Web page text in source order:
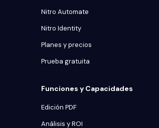
Nitro Automate
Nitro Identity
Planes y precios
Prueba gratuita
Funciones y Capacidades
Edición PDF
Análisis y ROI